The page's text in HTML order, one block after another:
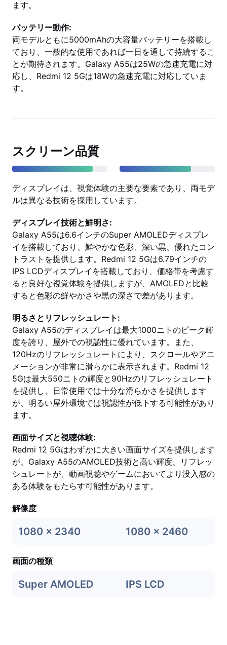
ます。
バッテリー動作:
両モデルともに5000mAhの大容量バッテリーを搭載し
ており、一般的な使用であれば一日を通して持続するこ
とが期待されます。Galaxy A55は25Wの急速充電に対
応し、Redmi 12 5Gは18Wの急速充電に対応していま
す。
スクリーン品質
ディスプレイは、視覚体験の主要な要素であり、両モデ
ルは異なる技術を採用しています。
ディスプレイ技術と鮮明さ:
Galaxy A55は6.6インチのSuper AMOLEDディスプレ
イを搭載しており、鮮やかな色彩、深い黒、優れたコン
トラストを提供します。Redmi 12 5Gは6.79インチの
IPS LCDディスプレイを搭載しており、価格帯を考慮す
ると良好な視覚体験を提供しますが、AMOLEDと比較
すると色彩の鮮やかさや黒の深さで差があります。
明るさとリフレッシュレート:
Galaxy A55のディスプレイは最大1000ニトのピーク輝
度を誇り、屋外での視認性に優れています。また、
120Hzのリフレッシュレートにより、スクロールやアニ
メーションが非常に滑らかに表示されます。Redmi 12
5Gは最大550ニトの輝度と90Hzのリフレッシュレート
を提供し、日常使用では十分な滑らかさを提供します
が、明るい屋外環境では視認性が低下する可能性があり
ます。
画面サイズと視聴体験:
Redmi 12 5Gはわずかに大きい画面サイズを提供します
が、Galaxy A55のAMOLED技術と高い輝度、リフレッ
シュレートが、動画視聴やゲームにおいてより没入感の
ある体験をもたらす可能性があります。
解像度
1080 x 2340 1080 x 2460
画面の種類
Super AMOLED IPS LCD